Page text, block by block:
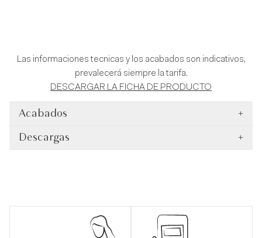
Las informaciones tecnicas y los acabados son indicativos,
prevalecerá siempre la tarifa.
DESCARGAR LA FICHA DE PRODUCTO
Acabados +
Descargas +